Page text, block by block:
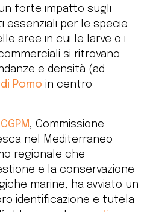
forte impatto sugli
essenziali per le specie
aree in cui le larve o i
si ritrovano
e densità (ad
Pomo in centro
CGPM, Commissione
nel Mediterraneo
regionale che
e la conservazione
marine, ha avviato un
identificazione e tutela